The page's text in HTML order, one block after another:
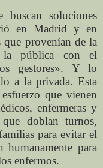
soluciones
en Madrid y en
que provenían de la
la pública con el
gestores». Y lo
a la privada. Esta
que vienen
enfermeras y
doblan turnos,
para evitar el
para
enfermos.